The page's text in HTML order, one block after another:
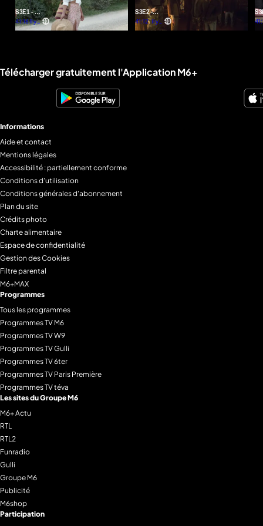
S3E1 - Le
code de
non-
41:16Il y a
plus
S3E2 -
Contagion
41:12 Il y a
plus
Au
Liens utiles M6+.
Télécharger gratuitement l'Application M6+
Informations
Aide et contact
Mentions légales
Accessibilité : partiellement conforme
Conditions d'utilisation
Conditions générales d'abonnement
Plan du site
Crédits photo
Charte alimentaire
Espace de confidentialité
Gestion des Cookies
Filtre parental
M6+MAX
Programmes
Tous les programmes
Programmes TV M6
Programmes TV W9
Programmes TV Gulli
Programmes TV 6ter
Programmes TV Paris Première
Programmes TV téva
Les sites du Groupe M6
M6+ Actu
RTL
RTL2
Funradio
Gulli
Groupe M6
Publicité
M6shop
Participation